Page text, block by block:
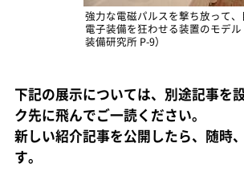
強力な電磁パルスを撃ち放って、
電子装備を狂わせる装置のモデ
装備研究所 P-9）
下記の展示については、別途記事を
ク先に飛んでご一読ください。
新しい紹介記事を公開したら、随時
す。